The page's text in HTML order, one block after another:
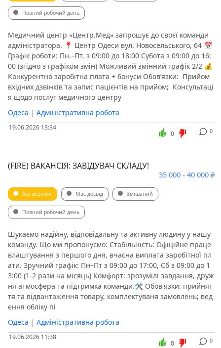
Повний робочий день
Медичний центр «Центр.Мед» запрошує до своєї команди
адміністратора. 📍 Центр Одеси вул. Новосельського, 64 📅
Графік роботи: Пн.–Пт. з 09:00 до 18:00 Субота з 09:00 до 16:
00 (згідно з графіком змін) Можливий змінний графік 2/2 💰
Конкурентна заробітна плата + бонуси Обов’язки: ️ Прийом
вхідних дзвінків та запис пацієнтів на прийом; ️ Консультаці
я щодо послуг медичного центру
Одеса | Адміністративна робота
19.06.2026 13:34 0
0
(FIRE) ВАКАНСІЯ: ЗАВІДУВАЧ СКЛАДУ!
35 000 - 40 000 ₴
Без резюме Має досвід Змішаний
Повний робочий день
Шукаємо надійну, відповідальну та активну людину у нашу
команду. Що ми пропонуємо: Стабільність: Офіційне праце
влаштування з першого дня, вчасна виплата заробітної пл
ати. Зручний графік: Пн–Пт з 09:00 до 17:00, Сб з 09:00 до 1
3:00 (1-2 рази на місяць) Комфорт: зрозумілі завдання, друж
ня атмосфера та підтримка команди.🛠 Обов'язки: прийнят
тя та відвантаження товару, комплектуваня замовлень; вед
ення обліку пі
Одеса | Адміністративна робота
19.06.2026 11:38 0
0